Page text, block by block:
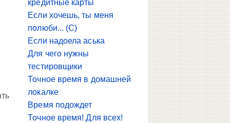
кредитные карты
Если хочешь, ты меня
полюби... (С)
Если надоела аська
Для чего нужны
тестировщики
Точное время в домашней
локалке
Время подождет
Точное время! Для всех!